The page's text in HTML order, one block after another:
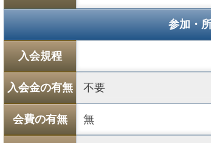
参加・
入会規程
入会金の有無 不要
会費の有無 無